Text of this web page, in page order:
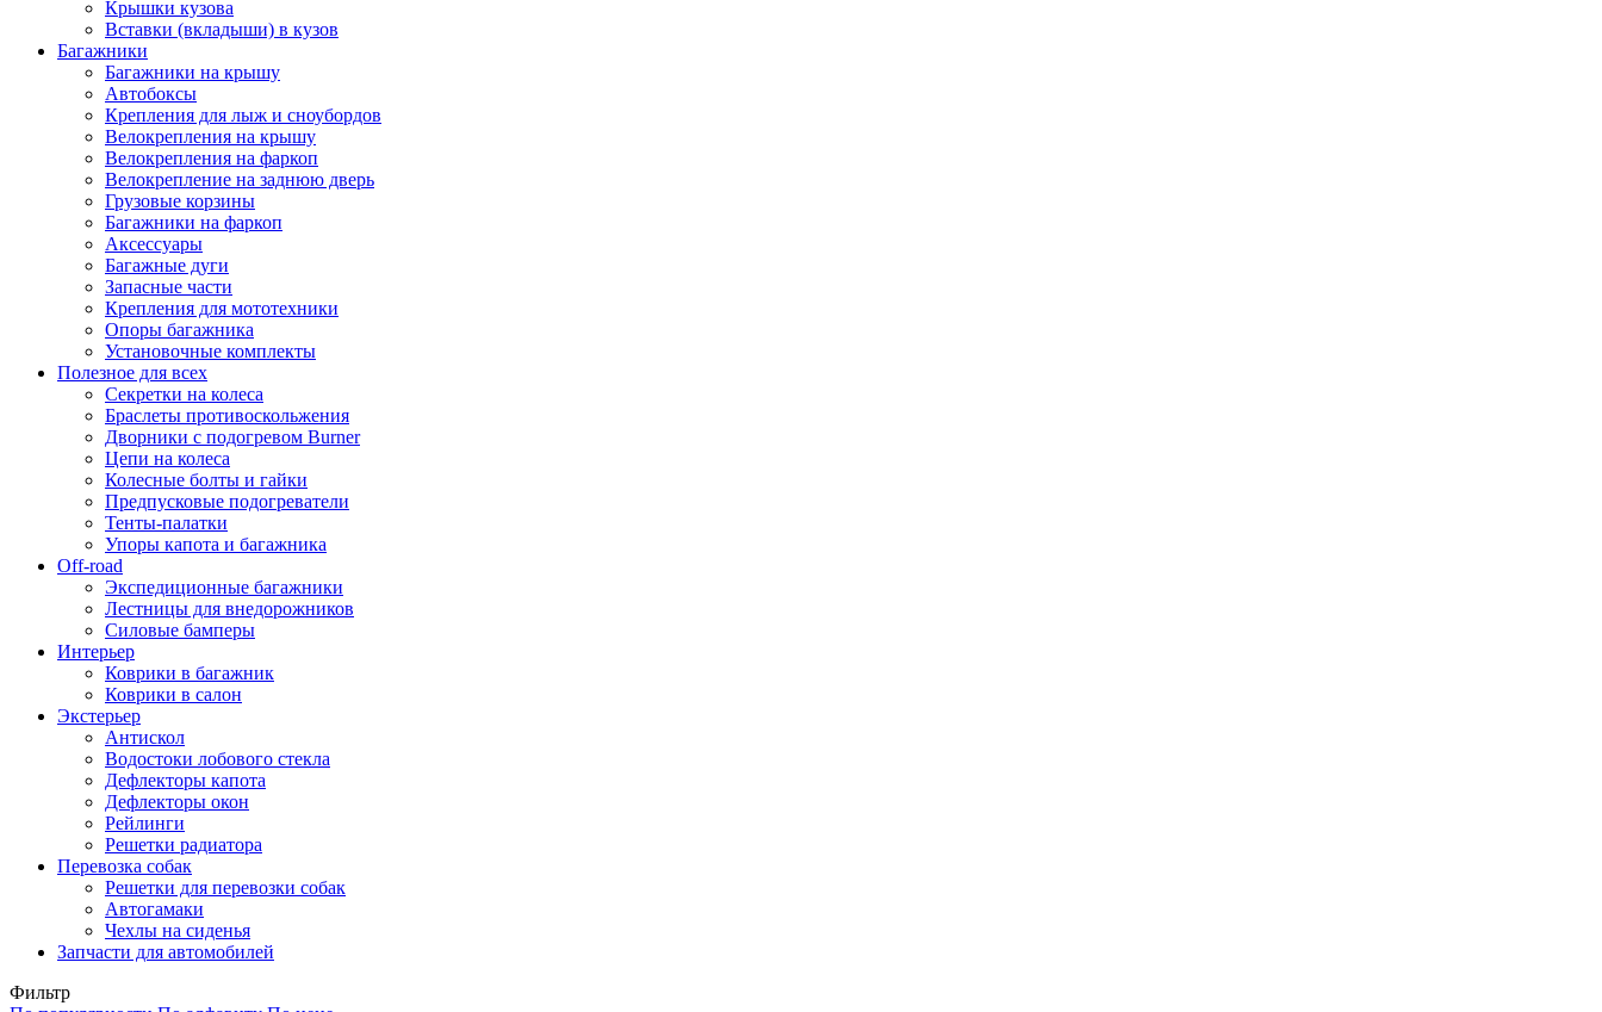
Крышки кузова
Вставки (вкладыши) в кузов
Багажники
Багажники на крышу
Автобоксы
Крепления для лыж и сноубордов
Велокрепления на крышу
Велокрепления на фаркоп
Велокрепление на заднюю дверь
Грузовые корзины
Багажники на фаркоп
Аксессуары
Багажные дуги
Запасные части
Крепления для мототехники
Опоры багажника
Установочные комплекты
Полезное для всех
Секретки на колеса
Браслеты противоскольжения
Дворники с подогревом Burner
Цепи на колеса
Колесные болты и гайки
Предпусковые подогреватели
Тенты-палатки
Упоры капота и багажника
Off-road
Экспедиционные багажники
Лестницы для внедорожников
Силовые бамперы
Интерьер
Коврики в багажник
Коврики в салон
Экстерьер
Антискол
Водостоки лобового стекла
Дефлекторы капота
Дефлекторы окон
Рейлинги
Решетки радиатора
Перевозка собак
Решетки для перевозки собак
Автогамаки
Чехлы на сиденья
Запчасти для автомобилей
Фильтр